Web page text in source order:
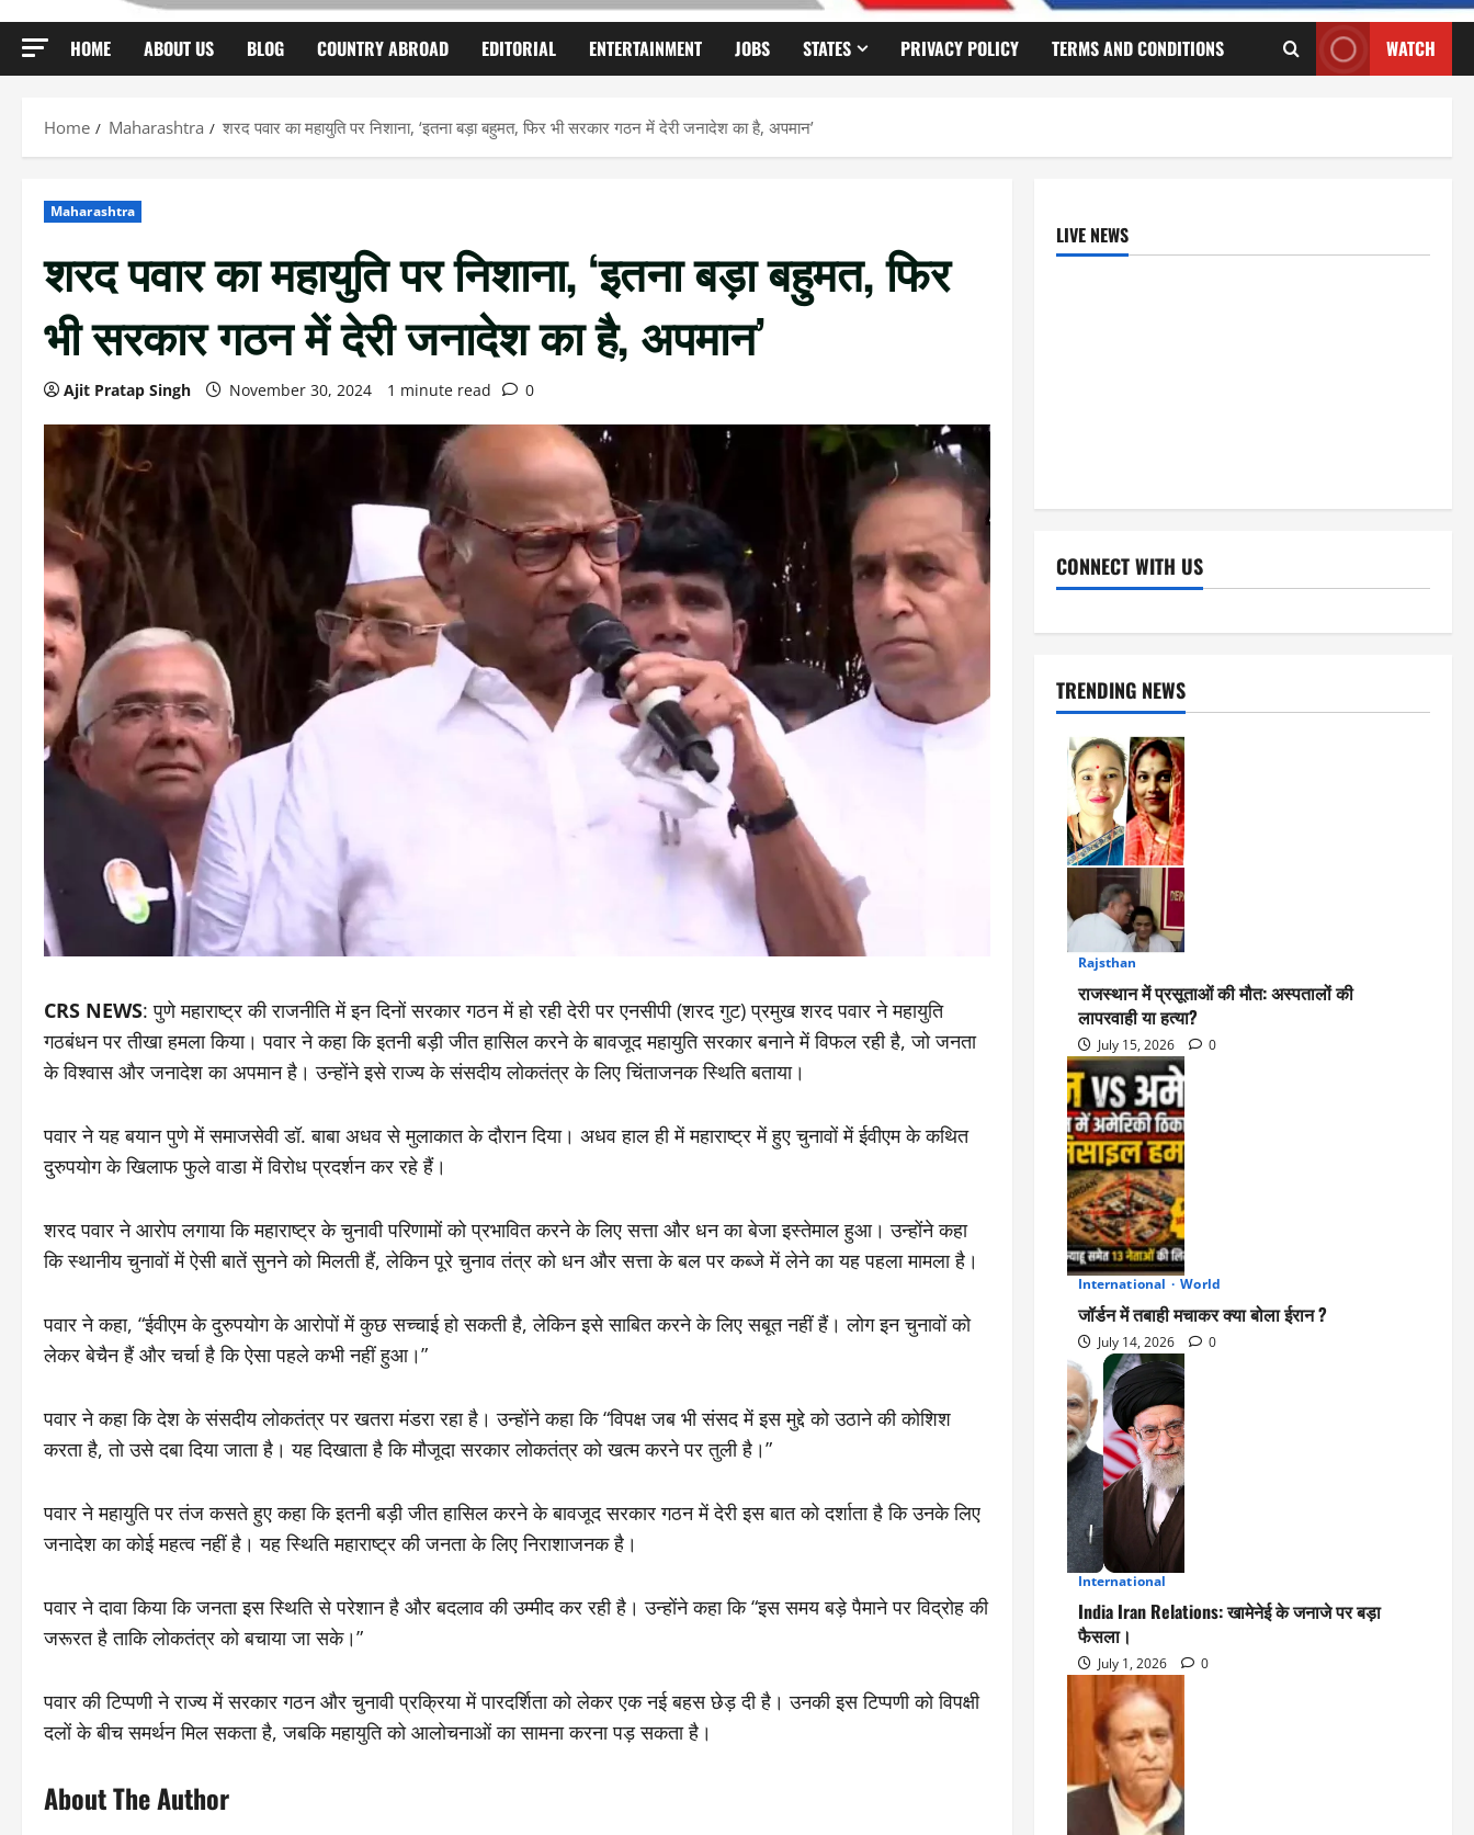
HOME ABOUT US BLOG COUNTRY ABROAD EDITORIAL ENTERTAINMENT JOBS STATES PRIVACY POLICY TERMS AND CONDITIONS WATCH
Home Maharashtra शरद पवार का महायुति पर निशाना, ‘इतना बड़ा बहुमत, फिर भी सरकार गठन में देरी जनादेश का है, अपमान’
Maharashtra
शरद पवार का महायुति पर निशाना, ‘इतना बड़ा बहुमत, फिर
भी सरकार गठन में देरी जनादेश का है, अपमान’
Ajit Pratap Singh November 30, 2024 1 minute read 0
CRS NEWS: पुणे महाराष्ट्र की राजनीति में इन दिनों सरकार गठन में हो रही देरी पर एनसीपी (शरद गुट) प्रमुख शरद पवार ने महायुति
गठबंधन पर तीखा हमला किया। पवार ने कहा कि इतनी बड़ी जीत हासिल करने के बावजूद महायुति सरकार बनाने में विफल रही है, जो जनता
के विश्वास और जनादेश का अपमान है। उन्होंने इसे राज्य के संसदीय लोकतंत्र के लिए चिंताजनक स्थिति बताया।
पवार ने यह बयान पुणे में समाजसेवी डॉ. बाबा अधव से मुलाकात के दौरान दिया। अधव हाल ही में महाराष्ट्र में हुए चुनावों में ईवीएम के कथित
दुरुपयोग के खिलाफ फुले वाडा में विरोध प्रदर्शन कर रहे हैं।
शरद पवार ने आरोप लगाया कि महाराष्ट्र के चुनावी परिणामों को प्रभावित करने के लिए सत्ता और धन का बेजा इस्तेमाल हुआ। उन्होंने कहा
कि स्थानीय चुनावों में ऐसी बातें सुनने को मिलती हैं, लेकिन पूरे चुनाव तंत्र को धन और सत्ता के बल पर कब्जे में लेने का यह पहला मामला है।
पवार ने कहा, “ईवीएम के दुरुपयोग के आरोपों में कुछ सच्चाई हो सकती है, लेकिन इसे साबित करने के लिए सबूत नहीं हैं। लोग इन चुनावों को
लेकर बेचैन हैं और चर्चा है कि ऐसा पहले कभी नहीं हुआ।”
पवार ने कहा कि देश के संसदीय लोकतंत्र पर खतरा मंडरा रहा है। उन्होंने कहा कि “विपक्ष जब भी संसद में इस मुद्दे को उठाने की कोशिश
करता है, तो उसे दबा दिया जाता है। यह दिखाता है कि मौजूदा सरकार लोकतंत्र को खत्म करने पर तुली है।”
पवार ने महायुति पर तंज कसते हुए कहा कि इतनी बड़ी जीत हासिल करने के बावजूद सरकार गठन में देरी इस बात को दर्शाता है कि उनके लिए
जनादेश का कोई महत्व नहीं है। यह स्थिति महाराष्ट्र की जनता के लिए निराशाजनक है।
पवार ने दावा किया कि जनता इस स्थिति से परेशान है और बदलाव की उम्मीद कर रही है। उन्होंने कहा कि “इस समय बड़े पैमाने पर विद्रोह की
जरूरत है ताकि लोकतंत्र को बचाया जा सके।”
पवार की टिप्पणी ने राज्य में सरकार गठन और चुनावी प्रक्रिया में पारदर्शिता को लेकर एक नई बहस छेड़ दी है। उनकी इस टिप्पणी को विपक्षी
दलों के बीच समर्थन मिल सकता है, जबकि महायुति को आलोचनाओं का सामना करना पड़ सकता है।
About The Author
LIVE NEWS
CONNECT WITH US
TRENDING NEWS
Rajsthan
राजस्थान में प्रसूताओं की मौत: अस्पतालों की
लापरवाही या हत्या?
July 15, 2026 0
International World
जॉर्डन में तबाही मचाकर क्या बोला ईरान ?
July 14, 2026 0
International
India Iran Relations: खामेनेई के जनाजे पर बड़ा
फैसला।
July 1, 2026 0